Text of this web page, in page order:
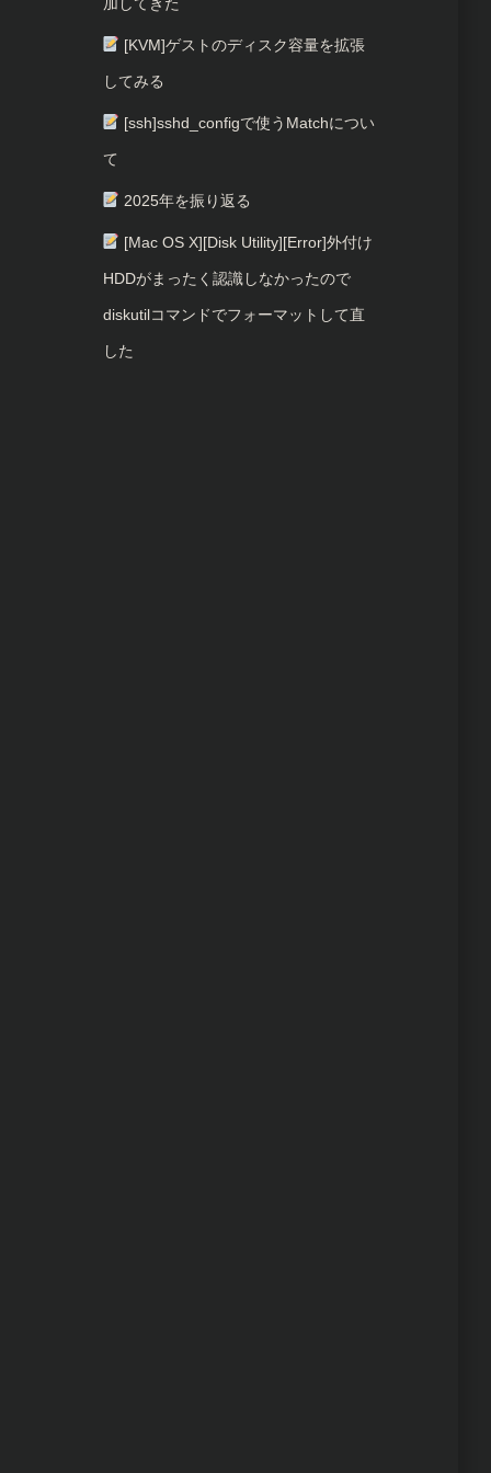
[KVM]ゲストのディスク容量を拡張
してみる
[ssh]sshd_configで使うMatchについ
て
2025年を振り返る
[Mac OS X][Disk Utility][Error]外付け
HDDがまったく認識しなかったので
diskutilコマンドでフォーマットして直
した